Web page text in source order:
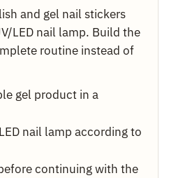
and gel nail stickers
LED nail lamp. Build the
routine instead of
gel product in a
nail lamp according to
continuing with the